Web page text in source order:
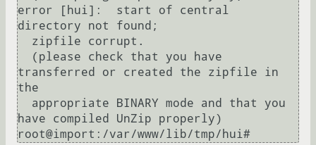
error [hui]:  start of central
directory not found;
transferred or created the zipfile in
the
have compiled UnZip properly)